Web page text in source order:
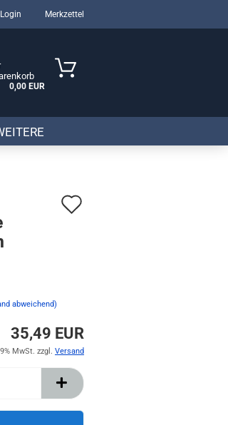
Login Merkzettel
0,00 EUR
abweichend)
35,49 EUR
MwSt. zzgl. Versand